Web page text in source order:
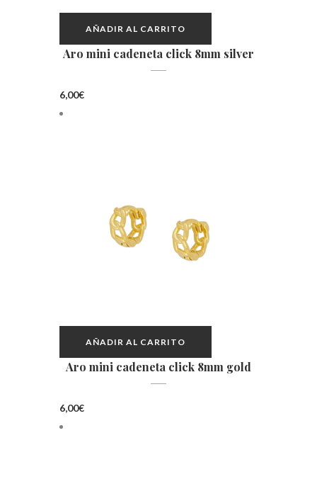
AÑADIR AL CARRITO
Aro mini cadeneta click 8mm silver
6,00€
AÑADIR AL CARRITO
Aro mini cadeneta click 8mm gold
6,00€